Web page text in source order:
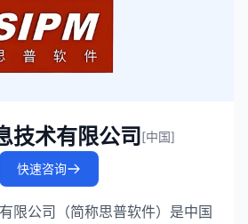
技术有限公司 [中国]
快速咨询
限公司（简称思普软件）是中国